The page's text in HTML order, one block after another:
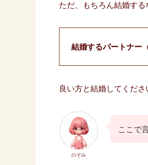
ただ、もちろん結婚する
結婚するパートナー
良い方と結婚してくださ
のぞみ
ここで